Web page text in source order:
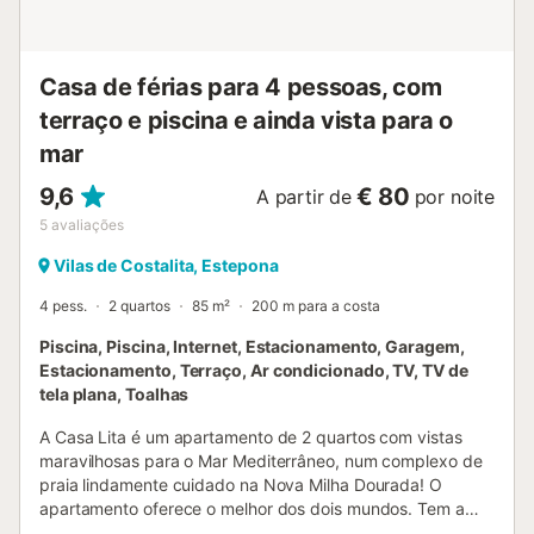
Casa de férias para 4 pessoas, com
terraço e piscina e ainda vista para o
mar
9,6
5 avaliações
A partir de € 80 por noite
Vilas de Costalita, Estepona
4 pess. 2 quartos 85 m² 200 m para a costa
Piscina, Piscina, Internet, Estacionamento, Garagem,
Estacionamento, Terraço, Ar condicionado, TV, TV de
tela plana, Toalhas
A Casa Lita é um apartamento de 2 quartos com vistas
maravilhosas para o Mar Mediterrâneo, num complexo de
praia lindamente cuidado na Nova Milha Dourada! O
apartamento oferece o melhor dos dois mundos. Tem a